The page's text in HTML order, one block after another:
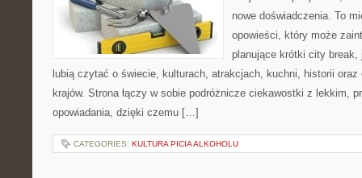
nowe doświadczenia. To
opowieści, który może
planujące krótki city
lubią czytać o świecie, kulturach, atrakcjach, kuchni, historii
krajów. Strona łączy w sobie podróżnicze ciekawostki z lekkim,
opowiadania, dzięki czemu […]
CATEGORIES: KULTURA PICIA ALKOHOLU